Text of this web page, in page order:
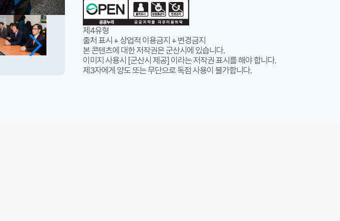
제4유형
출처 표시 + 상업적 이용금지 + 변경금지
본 콘텐츠에 대한 저작권은 군산시에 있습니다.
이미지 사용시 [군산시 제공] 이라는 저작권 표시를 해야 합니다.
제3자에게 양도 또는 무단으로 독점 사용이 불가합니다.